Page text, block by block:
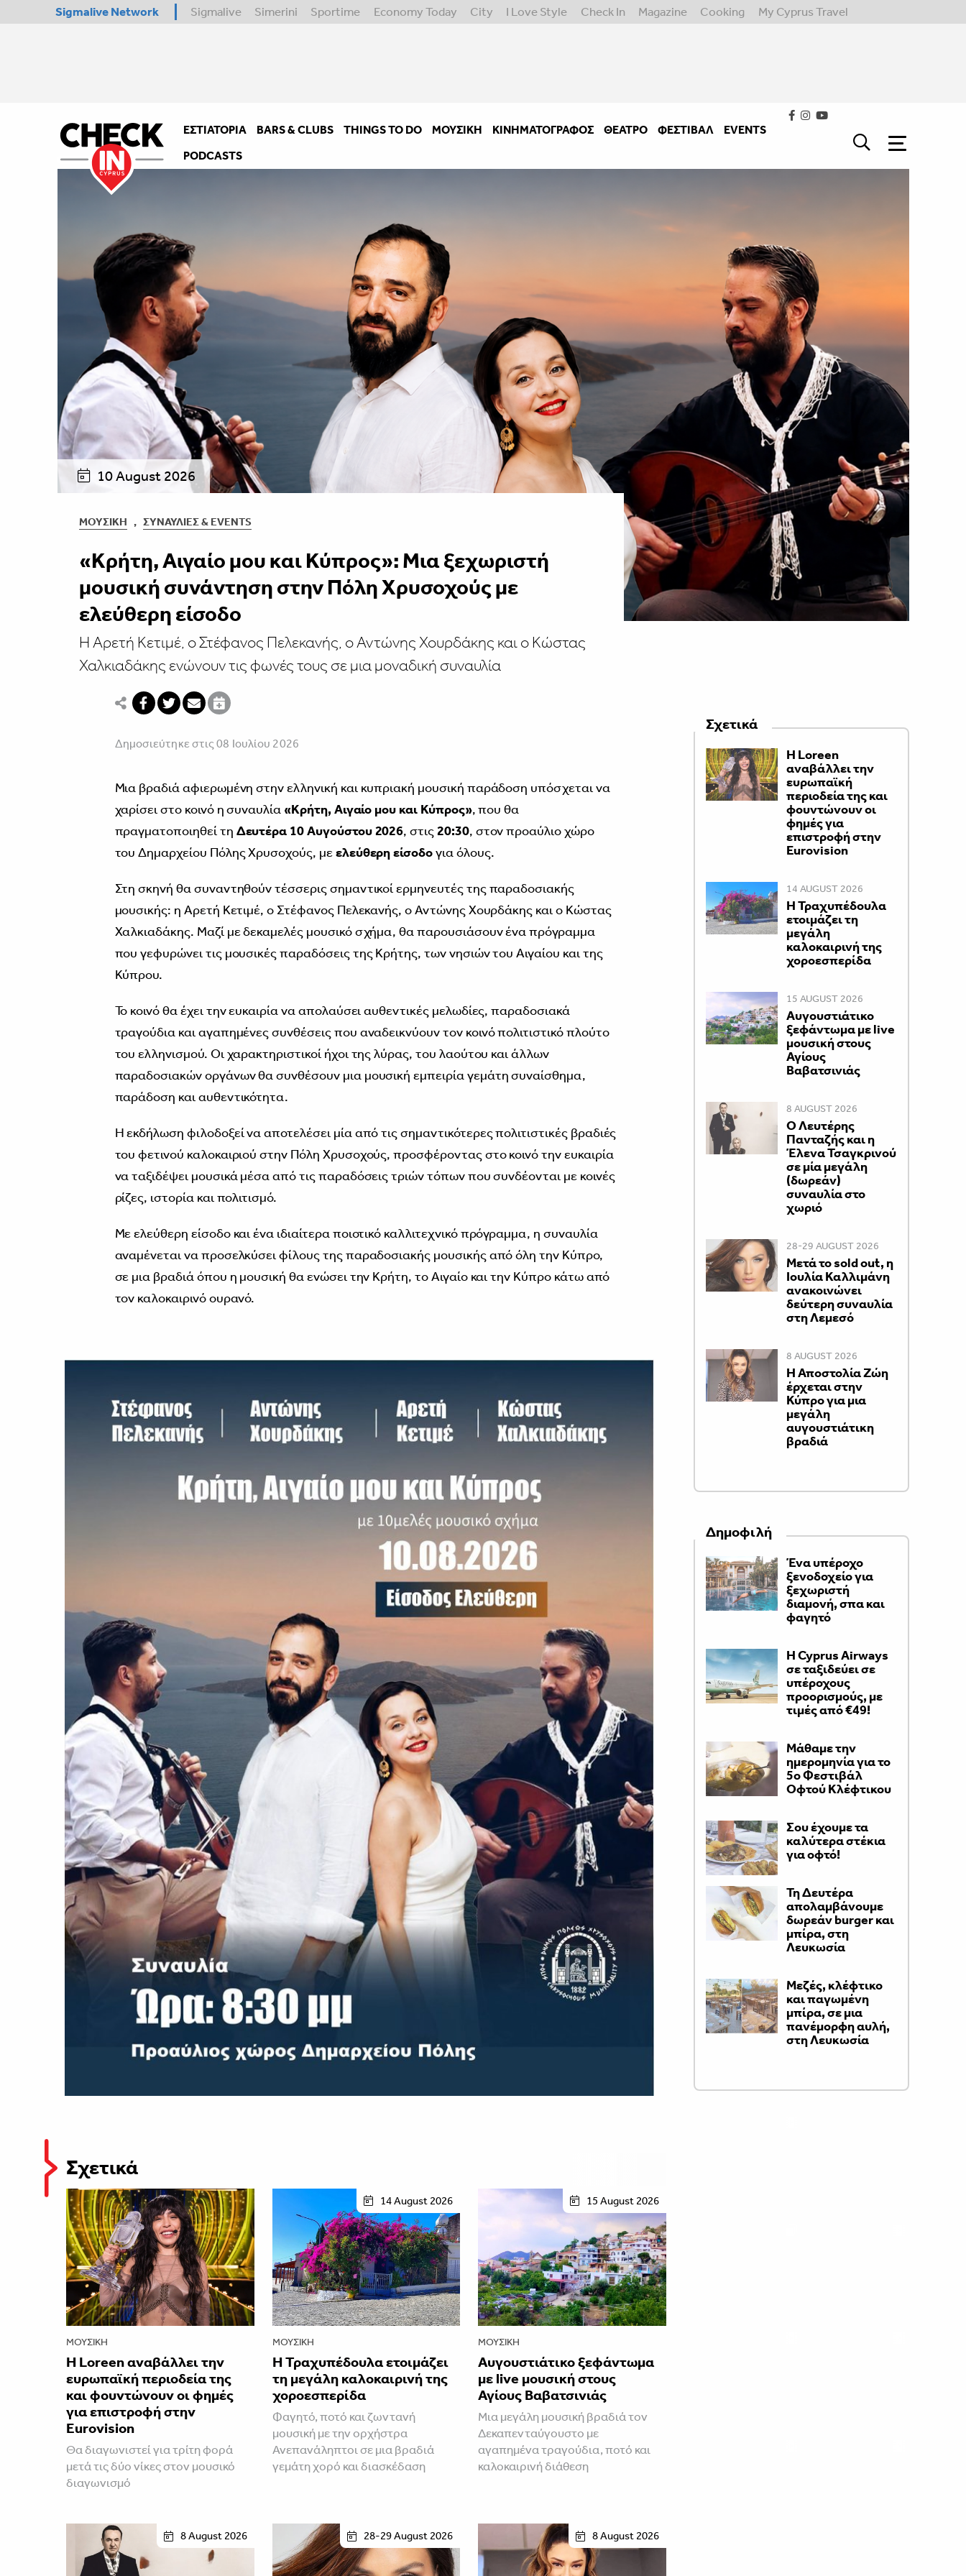
Sigmalive Network Sigmalive Simerini Sportime Economy Today City I Love Style Check In Magazine Cooking My Cyprus Travel
ΕΣΤΙΑΤΌΡΙΑ BARS & CLUBS THINGS TO DO ΜΟΥΣΙΚΉ ΚΙΝΗΜΑΤΟΓΡΆΦΟΣ ΘΈΑΤΡΟ ΦΕΣΤΙΒΑΛ
EVENTS
PODCASTS
10 August 2026
ΜΟΥΣΙΚΉ , ΣΥΝΑΥΛΊΕΣ & EVENTS
«Κρήτη, Αιγαίο μου και Κύπρος»: Μια ξεχωριστή
μουσική συνάντηση στην Πόλη Χρυσοχούς με
ελεύθερη είσοδο
Η Αρετή Κετιμέ, ο Στέφανος Πελεκανής, ο Αντώνης Χουρδάκης και ο Κώστας
Χαλκιαδάκης ενώνουν τις φωνές τους σε μια μοναδική συναυλία
Δημοσιεύτηκε στις 08 Ιουλίου 2026
Μια βραδιά αφιερωμένη στην ελληνική και κυπριακή μουσική παράδοση υπόσχεται να
χαρίσει στο κοινό η συναυλία «Κρήτη, Αιγαίο μου και Κύπρος», που θα
πραγματοποιηθεί τη Δευτέρα 10 Αυγούστου 2026, στις 20:30, στον προαύλιο χώρο
του Δημαρχείου Πόλης Χρυσοχούς, μεελεύθερη είσοδογια όλους.
Στη σκηνή θα συναντηθούν τέσσερις σημαντικοί ερμηνευτές της παραδοσιακής
μουσικής: η Αρετή Κετιμέ, ο Στέφανος Πελεκανής, ο Αντώνης Χουρδάκης και ο Κώστας
Χαλκιαδάκης. Μαζί με δεκαμελές μουσικό σχήμα, θα παρουσιάσουν ένα πρόγραμμα
που γεφυρώνει τις μουσικές παραδόσεις της Κρήτης, των νησιών του Αιγαίου και της
Κύπρου.
Το κοινό θα έχει την ευκαιρία να απολαύσει αυθεντικές μελωδίες, παραδοσιακά
τραγούδια και αγαπημένες συνθέσεις που αναδεικνύουν τον κοινό πολιτιστικό πλούτο
του ελληνισμού. Οι χαρακτηριστικοί ήχοι της λύρας, του λαούτου και άλλων
παραδοσιακών οργάνων θα συνθέσουν μια μουσική εμπειρία γεμάτη συναίσθημα,
παράδοση και αυθεντικότητα.
Η εκδήλωση φιλοδοξεί να αποτελέσει μία από τις σημαντικότερες πολιτιστικές βραδιές
του φετινού καλοκαιριού στην Πόλη Χρυσοχούς, προσφέροντας στο κοινό την ευκαιρία
να ταξιδέψει μουσικά μέσα από τις παραδόσεις τριών τόπων που συνδέονται με κοινές
ρίζες, ιστορία και πολιτισμό.
Με ελεύθερη είσοδο και ένα ιδιαίτερα ποιοτικό καλλιτεχνικό πρόγραμμα, η συναυλία
αναμένεται να προσελκύσει φίλους της παραδοσιακής μουσικής από όλη την Κύπρο,
σε μια βραδιά όπου η μουσική θα ενώσει την Κρήτη, το Αιγαίο και την Κύπρο κάτω από
τον καλοκαιρινό ουρανό.
Σχετικά
ΜΟΥΣΙΚΉ
Η Loreen αναβάλλει την
ευρωπαϊκή περιοδεία της
και φουντώνουν οι φημές
για επιστροφή στην
Eurovision
Θα διαγωνιστεί για τρίτη φορά
μετά τις δύο νίκες στον μουσικό
διαγωνισμό
14 August 2026
ΜΟΥΣΙΚΉ
Η Τραχυπέδουλα ετοιμάζει
τη μεγάλη καλοκαιρινή της
χοροεσπερίδα
Φαγητό, ποτό και ζωντανή
μουσική με την ορχήστρα
Ανεπανάληπτοι σε μια βραδιά
γεμάτη χορό και διασκέδαση
15 August 2026
ΜΟΥΣΙΚΉ
Αυγουστιάτικο ξεφάντωμα
με live μουσική στους
Αγίους Βαβατσινιάς
Μια μεγάλη μουσική βραδιά τον
Δεκαπενταύγουστο με
αγαπημένα τραγούδια, ποτό και
καλοκαιρινή διάθεση
8 August 2026 28-29 August 2026 8 August 2026
Σχετικά
Η Loreen
αναβάλλει την
ευρωπαϊκή
περιοδεία της και
φουντώνουν οι
φημές για
επιστροφή στην
Eurovision
14 AUGUST 2026
Η Τραχυπέδουλα
ετοιμάζει τη
μεγάλη
καλοκαιρινή της
χοροεσπερίδα
15 AUGUST 2026
Αυγουστιάτικο
ξεφάντωμα με live
μουσική στους
Αγίους
Βαβατσινιάς
8 AUGUST 2026
Ο Λευτέρης
Πανταζής και η
Έλενα Τσαγκρινού
σε μία μεγάλη
(δωρεάν)
συναυλία στο
χωριό
28-29 AUGUST 2026
Μετά το sold out, η
Ιουλία Καλλιμάνη
ανακοινώνει
δεύτερη συναυλία
στη Λεμεσό
8 AUGUST 2026
Η Αποστολία Ζώη
έρχεται στην
Κύπρο για μια
μεγάλη
αυγουστιάτικη
βραδιά
Δημοφιλή
Ένα υπέροχο
ξενοδοχείο για
ξεχωριστή
διαμονή, σπα και
φαγητό
H Cyprus Airways
σε ταξιδεύει σε
υπέροχους
προορισμούς, με
τιμές από €49!
Μάθαμε την
ημερομηνία για το
5ο Φεστιβάλ
Οφτού Κλέφτικου
Σου έχουμε τα
καλύτερα στέκια
για οφτό!
Τη Δευτέρα
απολαμβάνουμε
δωρεάν burger και
μπίρα, στη
Λευκωσία
Μεζές, κλέφτικο
και παγωμένη
μπίρα, σε μια
πανέμορφη αυλή,
στη Λευκωσία